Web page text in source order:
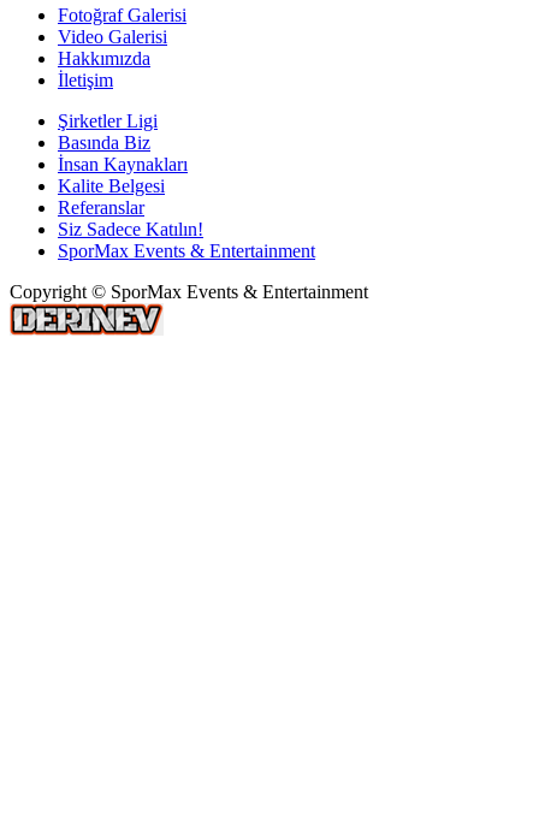
Fotoğraf Galerisi
Video Galerisi
Hakkımızda
İletişim
Şirketler Ligi
Basında Biz
İnsan Kaynakları
Kalite Belgesi
Referanslar
Siz Sadece Katılın!
SporMax Events & Entertainment
Copyright © SporMax Events & Entertainment